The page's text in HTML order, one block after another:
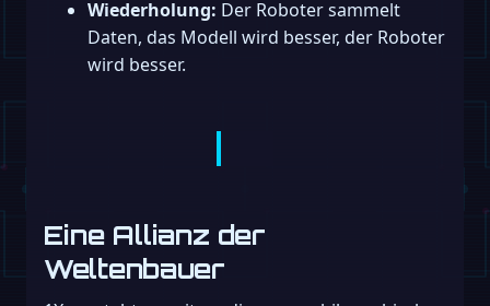
Wiederholung: Der Roboter sammelt
Daten, das Modell wird besser, der Roboter
wird besser.
Eine Allianz der
Weltenbauer